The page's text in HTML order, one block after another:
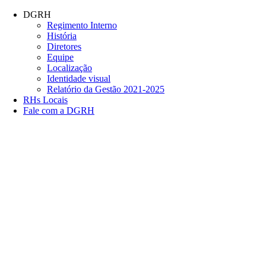
Conteúdo principal
DGRH
Regimento Interno
História
Diretores
Equipe
Localização
Identidade visual
Relatório da Gestão 2021-2025
RHs Locais
Fale com a DGRH